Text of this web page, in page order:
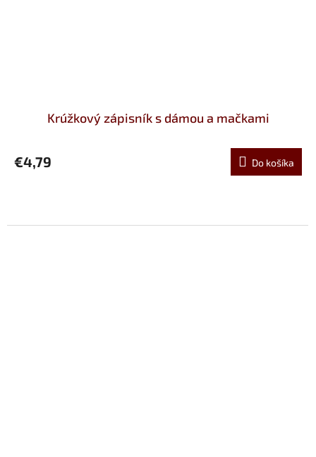
Krúžkový zápisník s dámou a mačkami
€4,79 Do košíka